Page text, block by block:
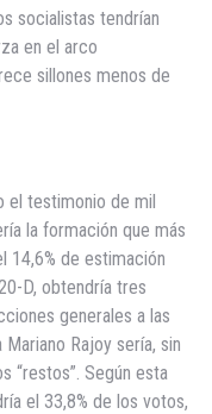
socialistas tendrían
en el arco
sillones menos de
el testimonio de mil
la formación que más
14,6% de estimación
D, obtendría tres
generales a las
Rajoy sería, sin
“restos”. Según esta
el 33,8% de los votos,